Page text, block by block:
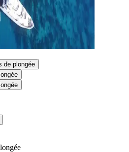
de plongée